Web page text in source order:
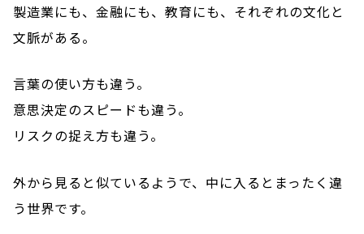
製造業にも、金融にも、教育にも、それぞれの文化と
文脈がある。
言葉の使い方も違う。
意思決定のスピードも違う。
リスクの捉え方も違う。
外から見ると似ているようで、中に入るとまったく違
う世界です。